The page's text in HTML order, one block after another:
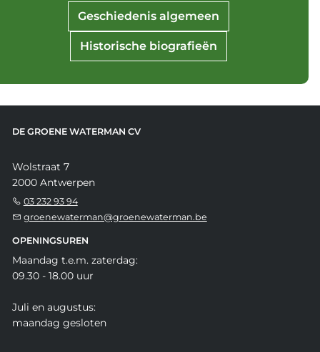
Geschiedenis algemeen
Historische biografieën
DE GROENE WATERMAN CV
Wolstraat 7
2000 Antwerpen
03 232 93 94
groenewaterman@groenewaterman.be
OPENINGSUREN
Maandag t.e.m. zaterdag:
09.30 - 18.00 uur
Juli en augustus:
maandag gesloten